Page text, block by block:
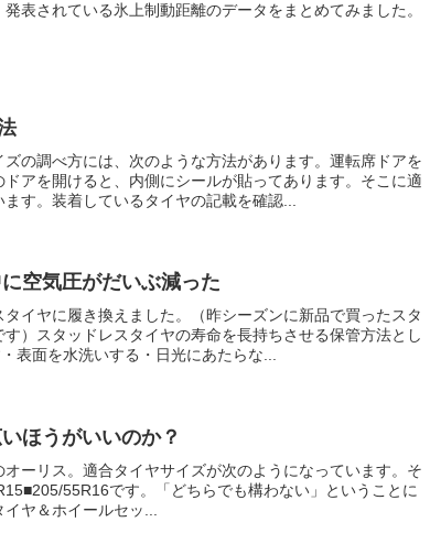
表されている氷上制動距離のデータをまとめてみました。
の調べ方には、次のような方法があります。運転席ドアを
アを開けると、内側にシールが貼ってあります。そこに適
す。装着しているタイヤの記載を確認...
空気圧がだいぶ減った
イヤに履き換えました。（昨シーズンに新品で買ったスタ
）スタッドレスタイヤの寿命を長持ちさせる保管方法とし
表面を水洗いする・日光にあたらな...
ほうがいいのか？
ーリス。適合タイヤサイズが次のようになっています。そ
55R16です。「どちらでも構わない」ということに
ヤ＆ホイールセッ...